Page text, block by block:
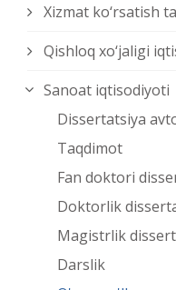
Xizmat kо‘rsatish
Qishloq xо‘jaligi
Sanoat iqtisodiyoti
Dissertatsiya
Taqdimot
Fan doktori
Doktorlik
Magistrlik
Darslik